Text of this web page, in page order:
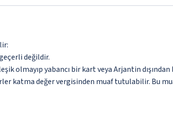
değildir.
olmayıp yabancı bir kart veya Arjantin
katma değer vergisinden muaf tutulabilir. Bu